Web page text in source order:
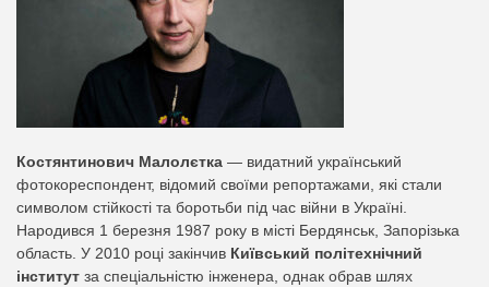
Костянтинович Малолєтка — видатний український
фотокореспондент, відомий своїми репортажами, які стали
символом стійкості та боротьби під час війни в Україні.
Народився 1 березня 1987 року в місті Бердянськ, Запорізька
область. У 2010 році закінчив Київський політехнічний
інститут за спеціальністю інженера, однак обрав шлях